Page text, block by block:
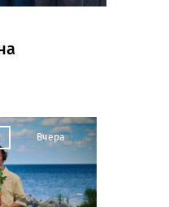
Вчера 17:41